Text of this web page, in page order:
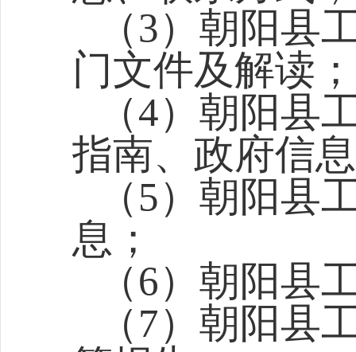
（3）朝阳县
门文件及解读；
（4）朝阳县
指南、政府信
（5）朝阳县
息；
（6）朝阳县
（7）朝阳县